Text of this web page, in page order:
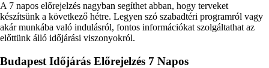
A 7 napos előrejelzés nagyban segíthet abban, hogy terveket
készítsünk a következő hétre. Legyen szó szabadtéri programról vagy
akár munkába való indulásról, fontos információkat szolgáltathat az
előttünk álló időjárási viszonyokról.
Budapest Időjárás Előrejelzés 7 Napos